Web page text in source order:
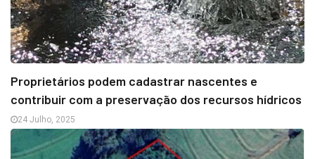
Proprietários podem cadastrar nascentes e
contribuir com a preservação dos recursos hídricos
24 Julho, 2025